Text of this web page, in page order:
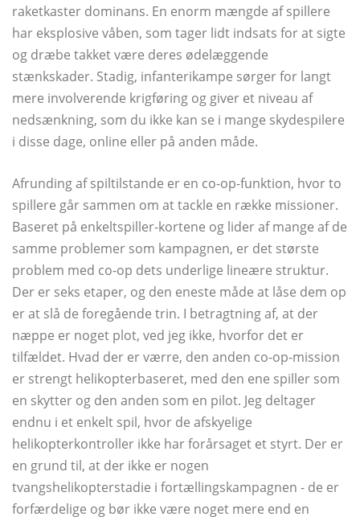
raketkaster dominans. En enorm mængde af spillere
har eksplosive våben, som tager lidt indsats for at sigte
og dræbe takket være deres ødelæggende
stænkskader. Stadig, infanterikampe sørger for langt
mere involverende krigføring og giver et niveau af
nedsænkning, som du ikke kan se i mange skydespilere
i disse dage, online eller på anden måde.
Afrunding af spiltilstande er en co-op-funktion, hvor to
spillere går sammen om at tackle en række missioner.
Baseret på enkeltspiller-kortene og lider af mange af de
samme problemer som kampagnen, er det største
problem med co-op dets underlige lineære struktur.
Der er seks etaper, og den eneste måde at låse dem op
er at slå de foregående trin. I betragtning af, at der
næppe er noget plot, ved jeg ikke, hvorfor det er
tilfældet. Hvad der er værre, den anden co-op-mission
er strengt helikopterbaseret, med den ene spiller som
en skytter og den anden som en pilot. Jeg deltager
endnu i et enkelt spil, hvor de afskyelige
helikopterkontroller ikke har forårsaget et styrt. Der er
en grund til, at der ikke er nogen
tvangshelikopterstadie i fortællingskampagnen - de er
forfærdelige og bør ikke være noget mere end en